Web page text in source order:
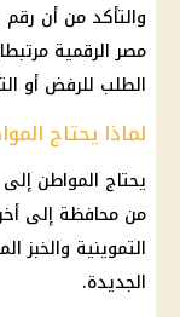
والتأكد من أن
مصر الرقمية
الطلب للرفض أو
لماذا يحتاج
يحتاج المواطن
من محافظة إلى
التموينية والخبز
الجديدة.